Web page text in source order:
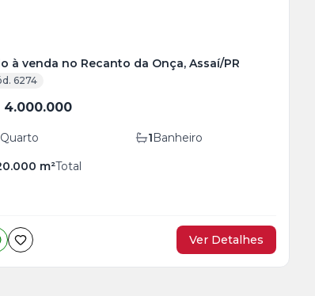
à venda no Recanto da Onça, Assaí/PR
6274
4.000.000
Quarto 1Banheiro
m²Total
Ver Detalhes